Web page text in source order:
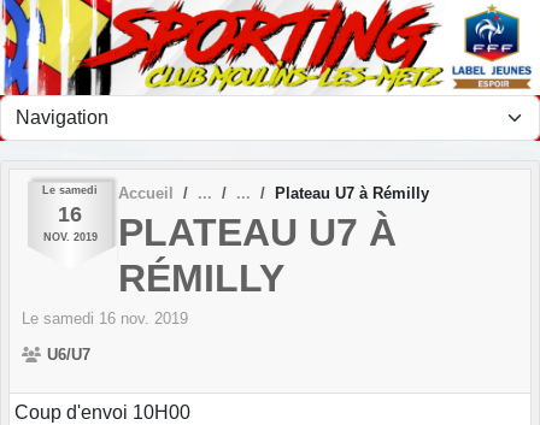
Le samedi
16
NOV. 2019
Accueil Plateau U7 à Rémilly
PLATEAU U7 À
RÉMILLY
Le samedi 16 nov. 2019
U6/U7
Coup d'envoi 10H00
Panneau de gestion des cookies